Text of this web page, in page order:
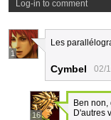
Log-in to comment
1
Les
Cymbel 02/
16
Ben
D'autres